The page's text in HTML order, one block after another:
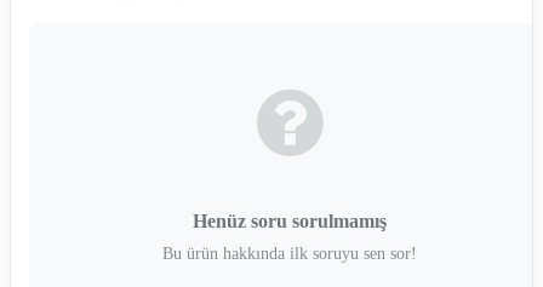
Henüz soru sorulmamış
Bu ürün hakkında ilk soruyu sen sor!